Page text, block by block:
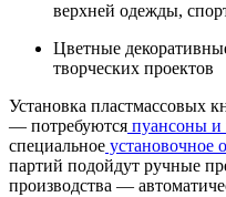
верхней одежды,
Цветные
творческих проектов
Установка пластмассовых
— потребуются пуансоны и
специальное установочное
партий подойдут ручные
производства —